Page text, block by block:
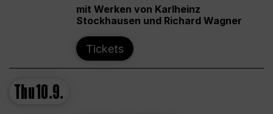
mit Werken von Karlheinz
Stockhausen und Richard Wagner
Tickets
Thu10.9.